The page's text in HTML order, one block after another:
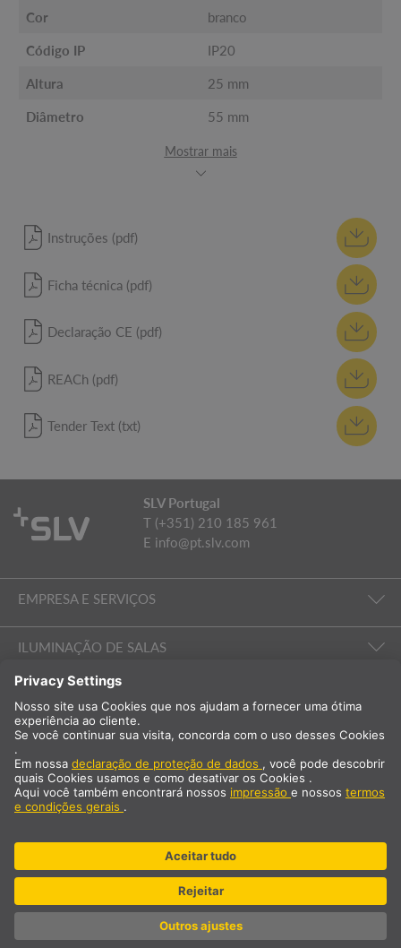
Cor branco
Código IP IP20
Altura 25 mm
Diâmetro 55 mm
Mostrar mais
Instruções (pdf)
Ficha técnica (pdf)
Declaração CE (pdf)
REACh (pdf)
Tender Text (txt)
SLV Portugal
T (+351) 210 185 961
E info@pt.slv.com
EMPRESA E SERVIÇOS
ILUMINAÇÃO DE SALAS
EMPRESA E SERVIÇOS
Internacional
PT
Portugal
Selecção do país
* acrescido de 23% de IVA e custos de envio Preço exclusivo para
clientes profissionais/registados.
© SLV Germany 2026. All rights reserved
Política de privacidade